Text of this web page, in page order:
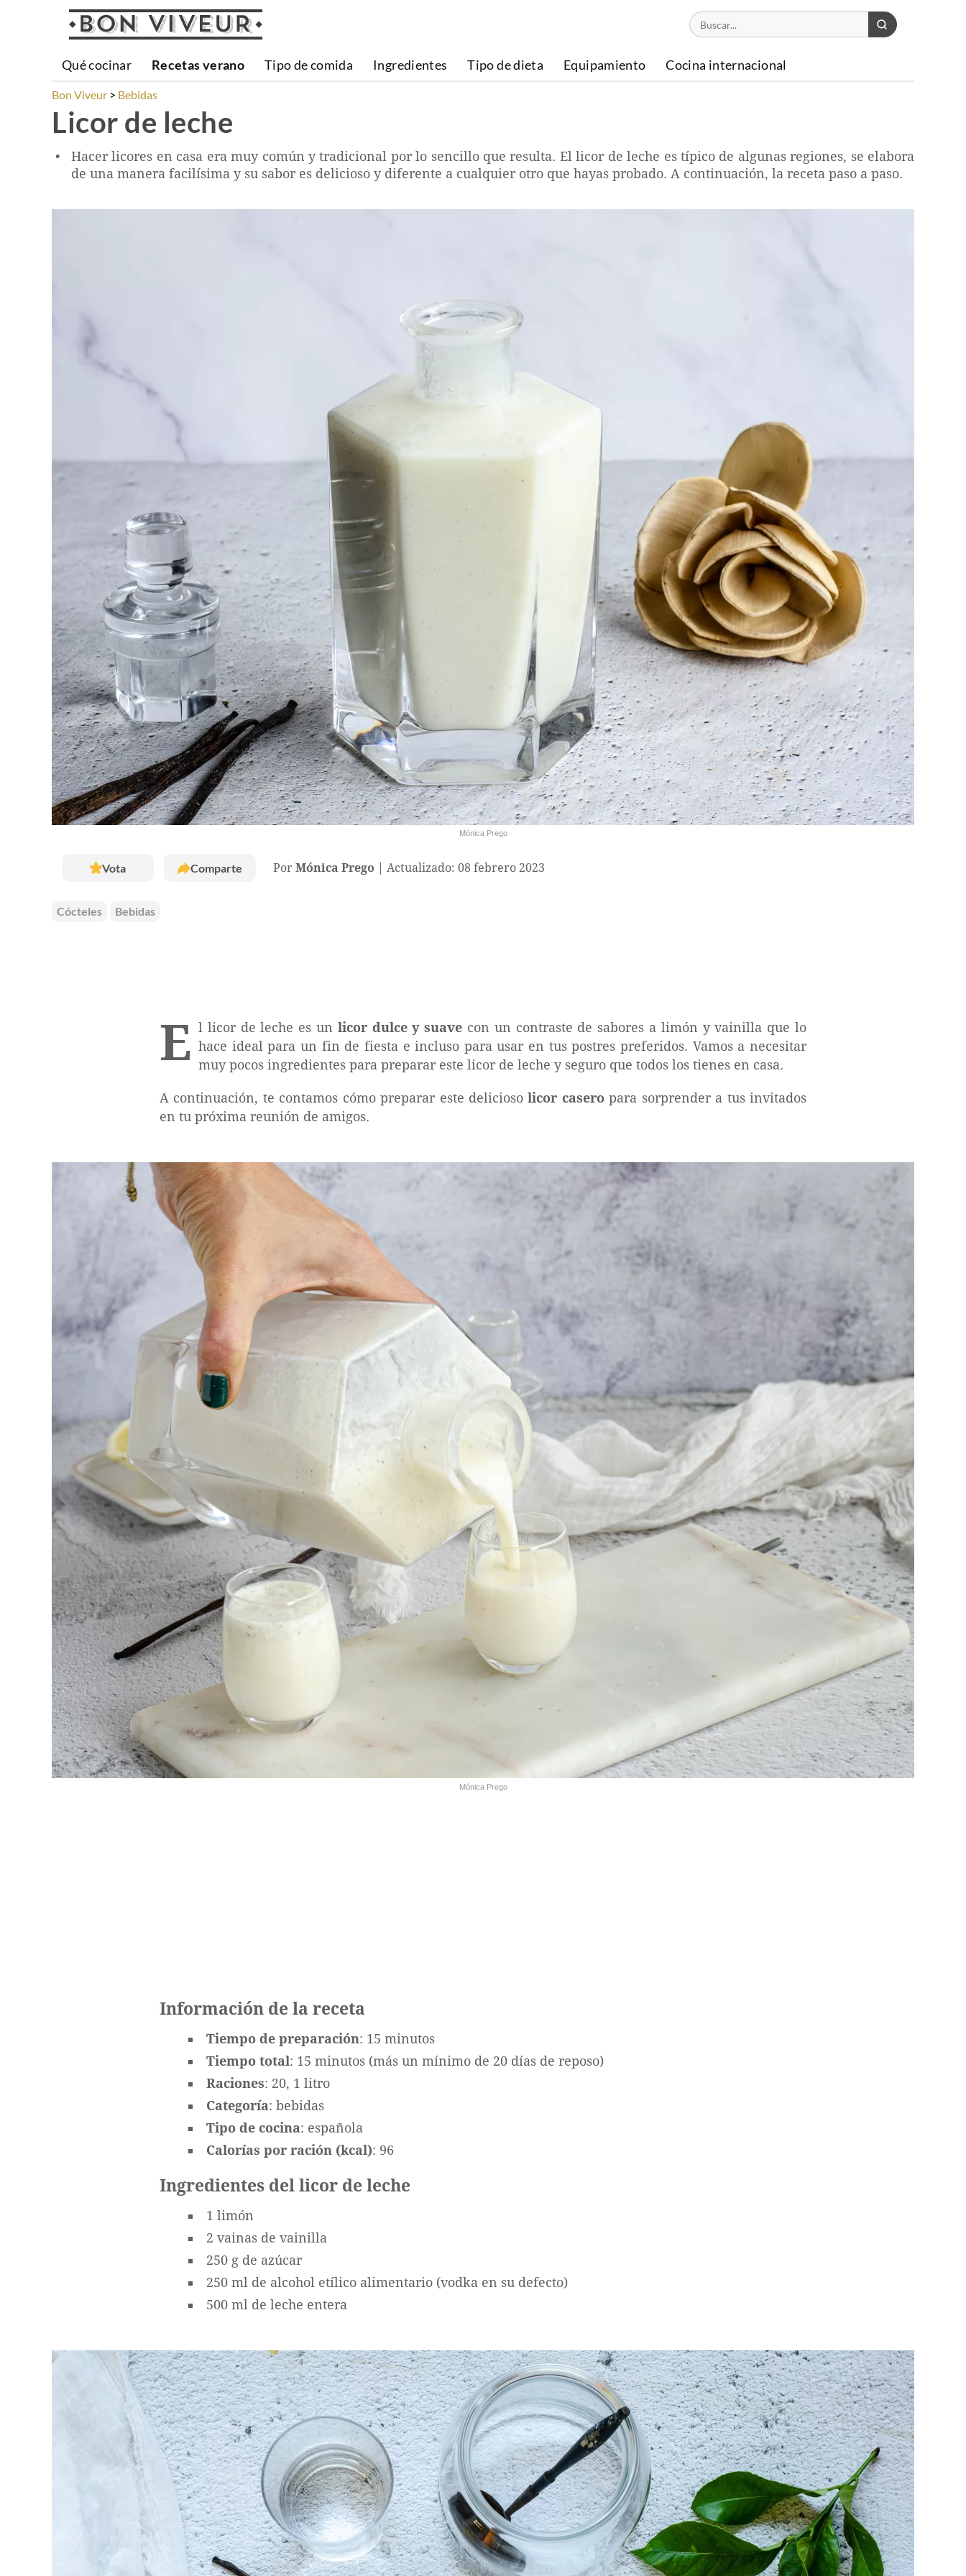
Qué cocinar Recetas verano Tipo de comida Ingredientes Tipo de dieta Equipamiento Cocina internacional
Bon Viveur Bebidas
Licor de leche
Mónica Prego
Hacer licores en casa era muy común y tradicional por lo sencillo que resulta. El licor de leche es típico de algunas regiones, se elabora
de una manera facilísima y su sabor es delicioso y diferente a cualquier otro que hayas probado. A continuación, la receta paso a paso.
Vota Comparte Por Mónica Prego Actualizado: 08 febrero 2023
Cócteles Bebidas
E l licor de leche es un licor dulce y suave con un contraste de sabores a limón y vainilla que lo
hace ideal para un fin de fiesta e incluso para usar en tus postres preferidos. Vamos a necesitar
muy pocos ingredientes para preparar este licor de leche y seguro que todos los tienes en casa.
A continuación, te contamos cómo preparar este deliciosolicor caseropara sorprender a tus invitados
en tu próxima reunión de amigos.
Mónica Prego
Información de la receta
Tiempo de preparación: 15 minutos
Tiempo total: 15 minutos (más un mínimo de 20 días de reposo)
Raciones: 20, 1 litro
Categoría: bebidas
Tipo de cocina: española
Calorías por ración (kcal): 96
Ingredientes del licor de leche
1 limón
2 vainas de vainilla
250 g de azúcar
250 ml de alcohol etílico alimentario (vodka en su defecto)
500 ml de leche entera